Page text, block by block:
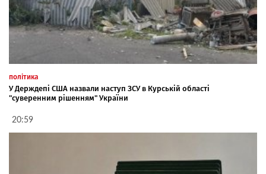
політика
У Держдепі США назвали наступ ЗСУ в Курській області
"суверенним рішенням" України
20:59